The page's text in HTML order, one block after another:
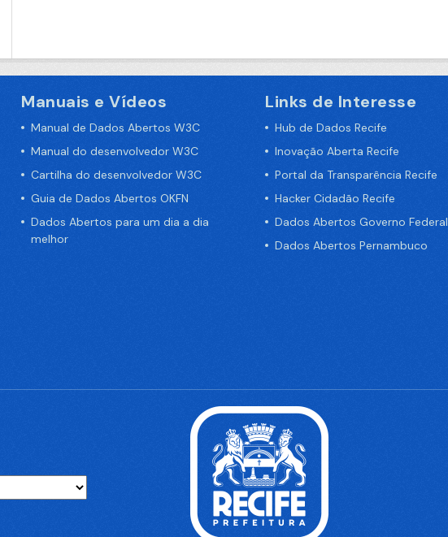
Manuais e Vídeos
Manual de Dados Abertos W3C
Manual do desenvolvedor W3C
Cartilha do desenvolvedor W3C
Guia de Dados Abertos OKFN
Dados Abertos para um dia a dia
melhor
Links de Interesse
Hub de Dados Recife
Inovação Aberta Recife
Portal da Transparência Recife
Hacker Cidadão Recife
Dados Abertos Governo Federal
Dados Abertos Pernambuco